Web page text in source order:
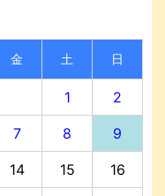
金 土 日
1 2
7 8 9
14 15 16